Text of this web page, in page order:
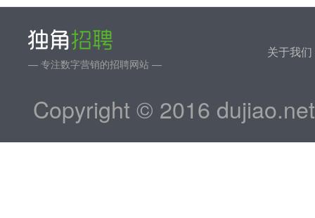
— 专注数字营销的招聘网站 —
关于我们
Copyright © 2016